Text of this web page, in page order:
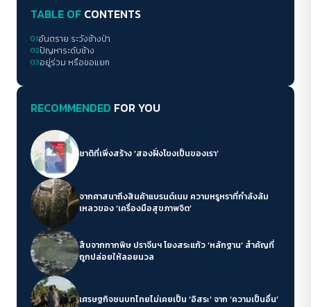
TABLE OF CONTENTS
01อันตราย ระวังช้างป่า
02ปัญหาระดับช้าง
03อยู่ร่วม หรือขอแยก
RECOMMENDED FOR YOU
ชาติที่เพิ่งสร้าง ‘สองฝั่งโขงเป็นของเรา’
จากศาสนาถึงสินค้าแบรนด์เนม ความหรูหราที่กำลังล้ม
เหลวของ ‘เครื่องมือสุขภาพจิต’
สืบจากกากพิษ ปราจีนฯ โยงสระแก้ว ‘หลักฐาน’ สำคัญที่
ถูกปล่อยให้ลอยนวล
เศรษฐกิจชนบทไทยไม่เคยเป็น ‘อิสระ’ จาก ‘ความเป็นอื่น’